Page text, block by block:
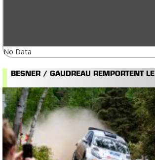
No Data
BESNER / GAUDREAU REMPORTENT